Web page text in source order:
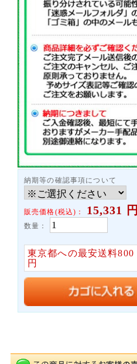
納期等の確認事項について
販売価格(税込)： 15,331 円
数量：
東京都への最安送料800
円